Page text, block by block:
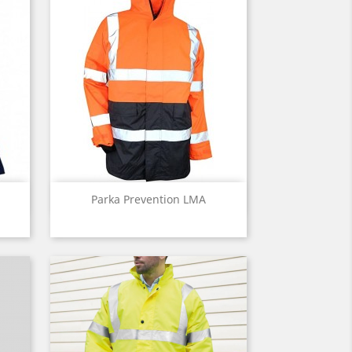
Parka Prevention LMA
Aperçu rapide
fluofluo